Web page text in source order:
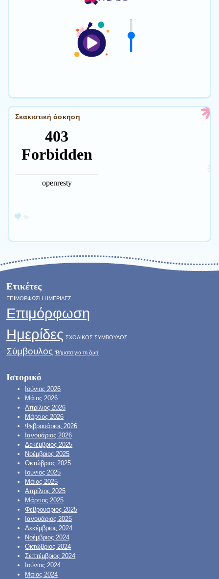
Σκακιστική άσκηση
Ετικέτες
ΕΠΙΜΟΡΦΩΣΗ ΗΜΕΡΙΔΕΣ
Επιμόρφωση
Ημερίδες ΣΧΟΛΙΚΟΣ ΣΥΜΒΟΥΛΟΣ
Σύμβουλος ‘Βήματα για τη ζωή’
Ιστορικό
Ιούνιος 2026
Μάιος 2026
Απρίλιος 2026
Μάρτιος 2026
Φεβρουάριος 2026
Ιανουάριος 2026
Δεκέμβριος 2025
Νοέμβριος 2025
Οκτώβριος 2025
Ιούνιος 2025
Μάιος 2025
Απρίλιος 2025
Μάρτιος 2025
Φεβρουάριος 2025
Ιανουάριος 2025
Δεκέμβριος 2024
Νοέμβριος 2024
Οκτώβριος 2024
Σεπτέμβριος 2024
Ιούνιος 2024
Μάιος 2024